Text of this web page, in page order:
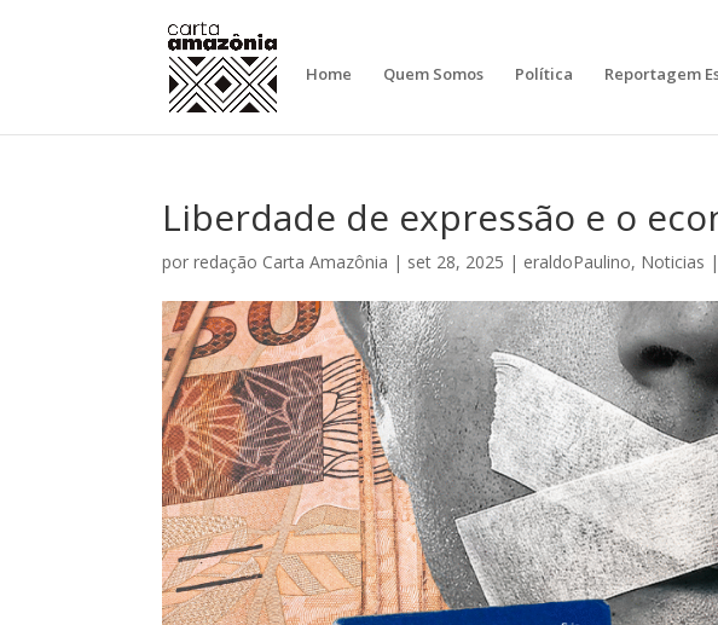
Home Quem Somos Política Reportagem
Liberdade de expressão e o
porredação Carta Amazônia | set 28, 2025 | eraldoPaulino, Noticias |